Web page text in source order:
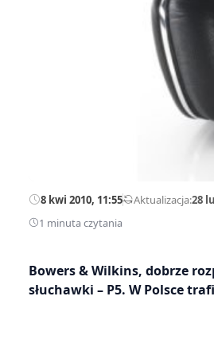
8 kwi 2010, 11:55—Aktualizacja:28
1 minuta czytania
Bowers & Wilkins, dobrze
słuchawki – P5. W Polsce